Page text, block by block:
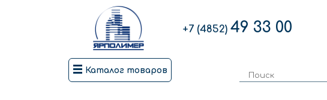
+7 (4852) 49 33 00
Каталог товаров